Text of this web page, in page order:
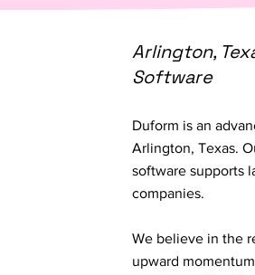
Arlington,
Software
Duform is an
Arlington, Texas.
software supports
companies.
We believe in the
upward